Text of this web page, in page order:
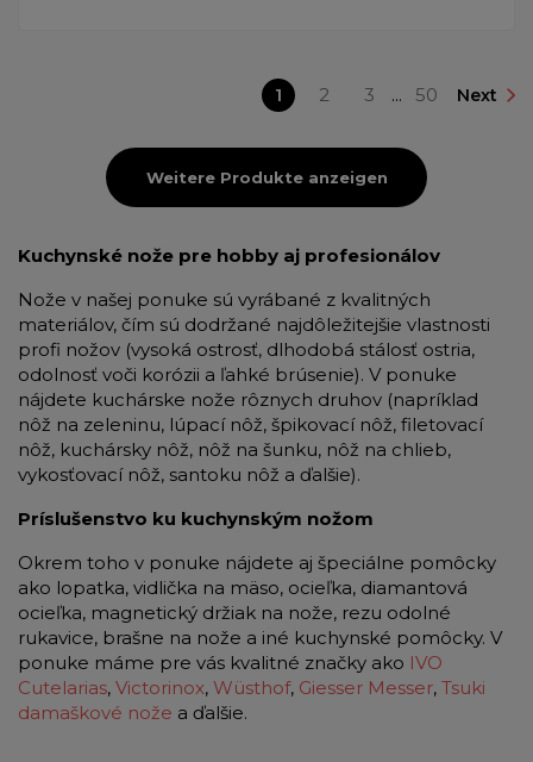
1 2 3 ... 50 Next
Weitere Produkte anzeigen
Kuchynské nože pre hobby aj profesionálov
Nože v našej ponuke sú vyrábané z kvalitných
materiálov, čím sú dodržané najdôležitejšie vlastnosti
profi nožov (vysoká ostrosť, dlhodobá stálosť ostria,
odolnosť voči korózii a ľahké brúsenie). V ponuke
nájdete kuchárske nože rôznych druhov (napríklad
nôž na zeleninu, lúpací nôž, špikovací nôž, filetovací
nôž, kuchársky nôž, nôž na šunku, nôž na chlieb,
vykosťovací nôž, santoku nôž a ďalšie).
Príslušenstvo ku kuchynským nožom
Okrem toho v ponuke nájdete aj špeciálne pomôcky
ako lopatka, vidlička na mäso, ocieľka, diamantová
ocieľka, magnetický držiak na nože, rezu odolné
rukavice, brašne na nože a iné kuchynské pomôcky. V
ponuke máme pre vás kvalitné značky ako IVO
Cutelarias, Victorinox, Wüsthof, Giesser Messer, Tsuki
damaškové nože a ďalšie.